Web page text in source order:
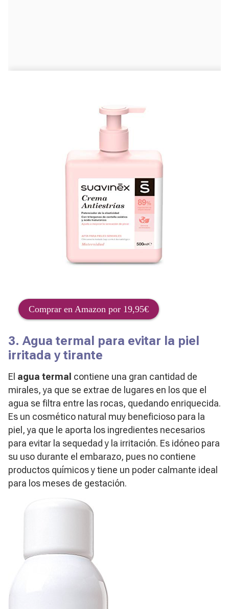
Comprar en Amazon por 19,95€
3. Agua termal para evitar la piel
irritada y tirante
El agua termal contiene una gran cantidad de
mirales, ya que se extrae de lugares en los que el
agua se filtra entre las rocas, quedando enriquecida.
Es un cosmético natural muy beneficioso para la
piel, ya que le aporta los ingredientes necesarios
para evitar la sequedad y la irritación. Es idóneo para
su uso durante el embarazo, pues no contiene
productos químicos y tiene un poder calmante ideal
para los meses de gestación.